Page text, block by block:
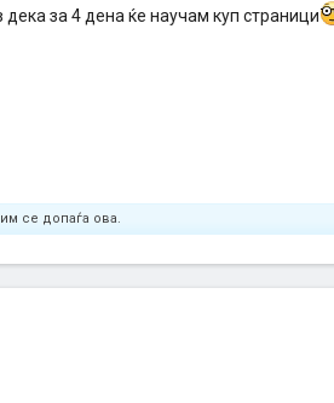
за 4 дена ќе научам куп страници
им се допаѓа ова.